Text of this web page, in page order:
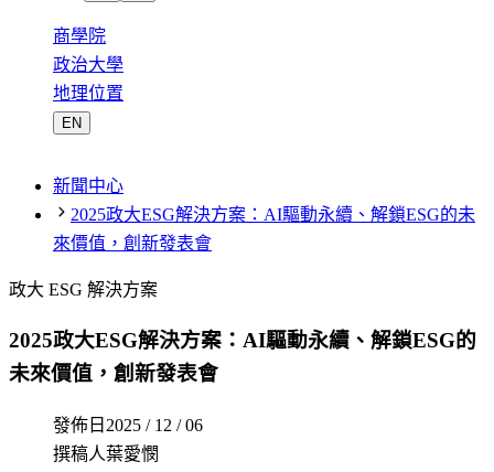
商學院
政治大學
地理位置
EN
新聞中心
2025政大ESG解決方案：AI驅動永續、解鎖ESG的未
來價值，創新發表會
政大 ESG 解決方案
2025政大ESG解決方案：AI驅動永續、解鎖ESG的
未來價值，創新發表會
發佈日 2025 / 12 / 06
撰稿人葉愛憫